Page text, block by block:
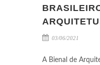
03/06/2021
A Bienal de